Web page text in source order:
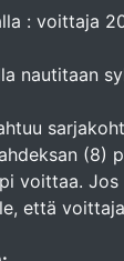
: voittaja
nautitaan
(8)
voittaa.
että